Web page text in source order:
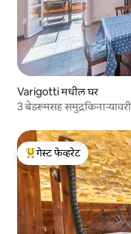
Varigotti मधील घर
3 बेडरूमसह
टॉप गेस्ट फेव्हरेट
गेस्ट फेव्हरेट